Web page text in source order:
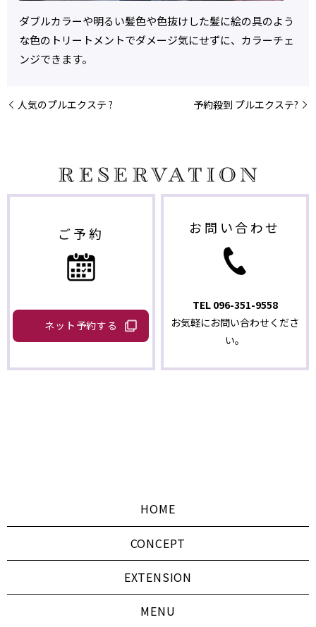
ダブルカラーや明るい髪色や色抜けした髪に絵の具のよう
な色のトリートメントでダメージ気にせずに、カラーチェ
ンジできます。
人気のプルエクステ ? 予約殺到 プルエクステ?
ご予約
ネット予約する
お問い合わせ
TEL 096-351-9558
お気軽にお問い合わせくださ
い。
HOME
CONCEPT
EXTENSION
MENU